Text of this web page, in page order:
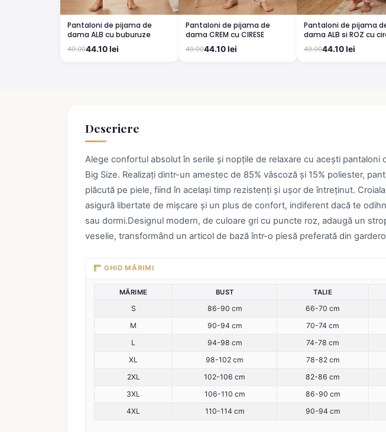
Pantaloni de pijama de
dama ALB cu buburuze
49.0044.10 lei
Pantaloni de pijama de
dama CREM cu CIRESE
49.0044.10 lei
Pantaloni de pijama
dama ALB si ROZ cu
49.0044.10 lei
Descriere
Alege confortul absolut în serile și nopțile de relaxare cu acești pantaloni
Big Size. Realizați dintr-un amestec de 85% vâscoză și 15% poliester,
plăcută pe piele, fiind în același timp rezistenți și ușor de întreținut.
asigură libertate de mișcare și un plus de confort, indiferent dacă te
sau dormi.Designul modern, de culoare gri cu puncte roz, adaugă un
veselie, transformând un articol de bază într-o piesă preferată din
GHID MĂRIMI
MĂRIME BUST TALIE
S 86-90 cm 66-70 cm
M
90-94 cm 70-74 cm
L
94-98 cm 74-78 cm
XL
98-102 cm 78-82 cm
2XL
102-106 cm 82-86 cm
3XL
106-110 cm 86-90 cm
4XL
110-114 cm 90-94 cm